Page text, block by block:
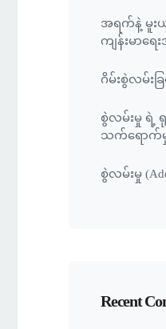
အရက်နဲ့ မူး
ကျန်းမာရ
ဂိမ်းစွဲလမ်းခ
စွဲလမ်းမှု ရဲ့
သက်ရောက်မှု
စွဲလမ်းမှု
Recent